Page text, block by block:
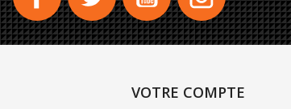
VOTRE COMPTE